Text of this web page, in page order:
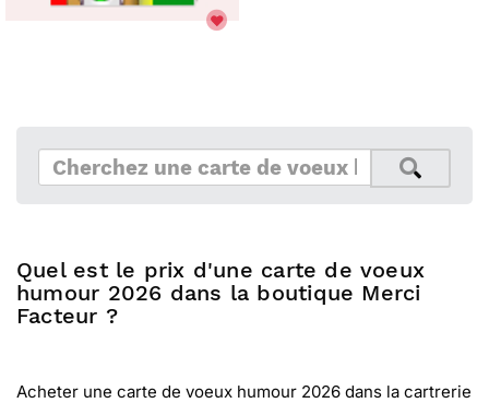
Quel est le prix d'une carte de voeux
humour 2026 dans la boutique Merci
Facteur ?
Acheter une carte de voeux humour 2026 dans la cartrerie